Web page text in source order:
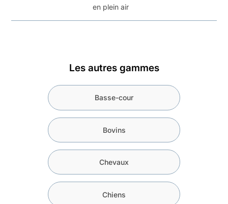
en plein air
Les autres gammes
Basse-cour
Bovins
Chevaux
Chiens